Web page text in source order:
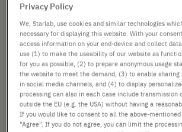
all'inizio
della
galleria
di
immagini
Nome prodotto
centrifuga da
STILE TAPPO
dal 45,39 €
Il prezzo è quello di listino. [*IVA e
Privacy Policy
We, Starlab, use cookies and similar technologies
necessary for displaying this website. With your
access information on your end-device and collect
use (1) to make the useability of our website as
for you as possible, (2) to prepare anonymous usage
the website to meet the demand, (3) to enable
in social media channels, and (4) to display
processing can also in each case include transmission
outside the EU (e.g. the USA) without having a
If you would like to consent to all the above-
"Agree". If you do not agree, you can limit the